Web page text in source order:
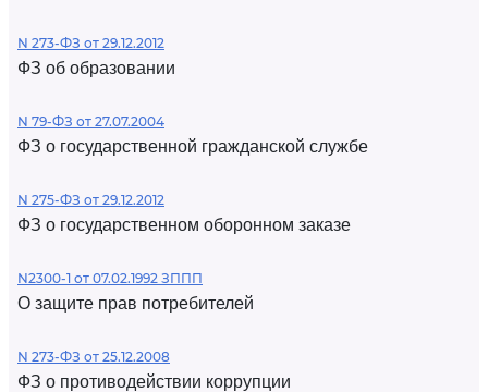
N 273-ФЗ от 29.12.2012
ФЗ об образовании
N 79-ФЗ от 27.07.2004
ФЗ о государственной гражданской службе
N 275-ФЗ от 29.12.2012
ФЗ о государственном оборонном заказе
N2300-1 от 07.02.1992 ЗППП
О защите прав потребителей
N 273-ФЗ от 25.12.2008
ФЗ о противодействии коррупции